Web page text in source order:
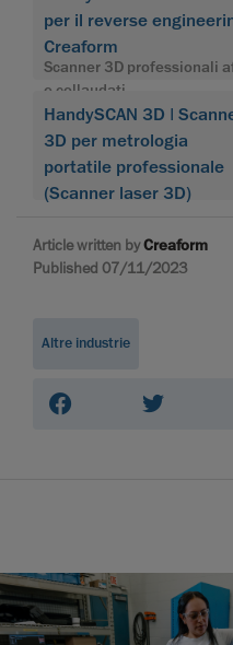
per il reverse
Creaform
Scanner 3D professionali
e collaudati
HandySCAN 3D |
3D per metrologia
portatile professionale
(Scanner laser 3D)
Article written byCreaform
Published 07/11/2023
Altre industrie